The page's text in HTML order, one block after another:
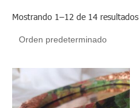
Mostrando 1–12 de 14 resultados